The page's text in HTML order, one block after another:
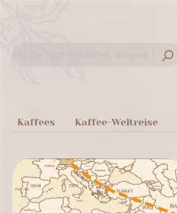
Kaffees Kaffee-Weltreise